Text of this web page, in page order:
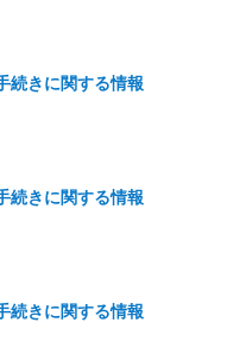
続きに関する情報
続きに関する情報
続きに関する情報